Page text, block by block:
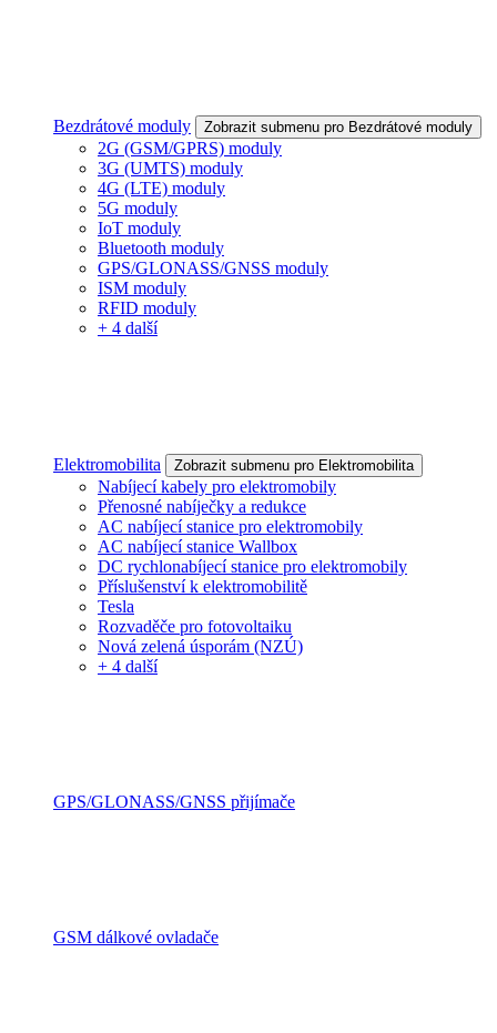
Bezdrátové moduly Zobrazit submenu pro Bezdrátové moduly
2G (GSM/GPRS) moduly
3G (UMTS) moduly
4G (LTE) moduly
5G moduly
IoT moduly
Bluetooth moduly
GPS/GLONASS/GNSS moduly
ISM moduly
RFID moduly
+ 4 další
Elektromobilita Zobrazit submenu pro Elektromobilita
Nabíjecí kabely pro elektromobily
Přenosné nabíječky a redukce
AC nabíjecí stanice pro elektromobily
AC nabíjecí stanice Wallbox
DC rychlonabíjecí stanice pro elektromobily
Příslušenství k elektromobilitě
Tesla
Rozvaděče pro fotovoltaiku
Nová zelená úsporám (NZÚ)
+ 4 další
GPS/GLONASS/GNSS přijímače
GSM dálkové ovladače